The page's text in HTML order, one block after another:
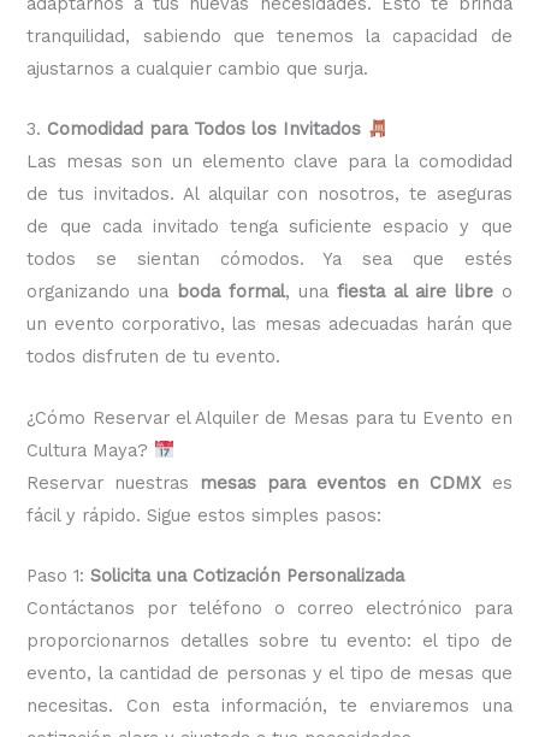
tranquilidad, sabiendo que tenemos la capacidad de
ajustarnos a cualquier cambio que surja.
3. Comodidad para Todos los Invitados
Las mesas son un elemento clave para la comodidad
de tus invitados. Al alquilar con nosotros, te aseguras
de que cada invitado tenga suficiente espacio y que
todos se sientan cómodos. Ya sea que estés
organizando una boda formal, una fiesta al aire libreo
un evento corporativo, las mesas adecuadas harán que
todos disfruten de tu evento.
¿Cómo Reservar el Alquiler de Mesas para tu Evento en
Cultura Maya?
Reservar nuestras mesas para eventos en CDMXes
fácil y rápido. Sigue estos simples pasos:
Paso 1:Solicita una Cotización Personalizada
Contáctanos por teléfono o correo electrónico para
proporcionarnos detalles sobre tu evento: el tipo de
evento, la cantidad de personas y el tipo de mesas que
necesitas. Con esta información, te enviaremos una